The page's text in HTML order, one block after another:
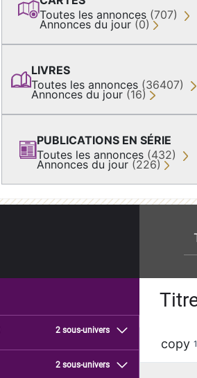
Toutes les annonces (707)
Annonces du jour (0)
LIVRES
Toutes les annonces (36407)
Annonces du jour (16)
PUBLICATIONS EN SÉRIE
Toutes les annonces (432)
Annonces du jour (226)
2 sous-univers
2 sous-univers
copy